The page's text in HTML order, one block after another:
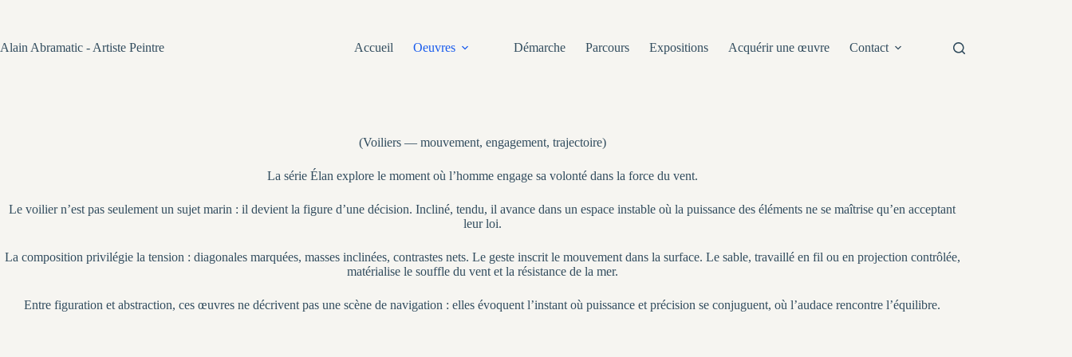
Alain Abramatic - Artiste Peintre
Accueil Oeuvres Démarche Parcours Expositions Acquérir une œuvre Contact
(Voiliers — mouvement, engagement, trajectoire)
La série Élan explore le moment où l’homme engage sa volonté dans la force du vent.
Le voilier n’est pas seulement un sujet marin : il devient la figure d’une décision. Incliné, tendu, il avance dans un espace instable où la puissance des éléments ne se maîtrise qu’en acceptant
leur loi.
La composition privilégie la tension : diagonales marquées, masses inclinées, contrastes nets. Le geste inscrit le mouvement dans la surface. Le sable, travaillé en fil ou en projection contrôlée,
matérialise le souffle du vent et la résistance de la mer.
Entre figuration et abstraction, ces œuvres ne décrivent pas une scène de navigation : elles évoquent l’instant où puissance et précision se conjuguent, où l’audace rencontre l’équilibre.